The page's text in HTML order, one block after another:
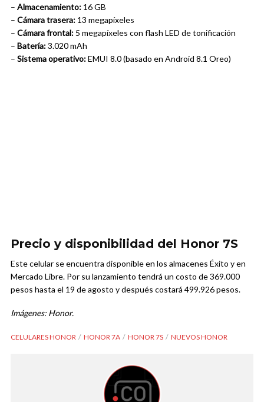
– Almacenamiento: 16 GB
– Cámara trasera: 13 megapíxeles
– Cámara frontal: 5 megapíxeles con flash LED de tonificación
– Batería:3.020 mAh
– Sistema operativo:EMUI 8.0 (basado en Android 8.1 Oreo)
Precio y disponibilidad del Honor 7S
Este celular se encuentra disponible en los almacenes Éxito y en
Mercado Libre. Por su lanzamiento tendrá un costo de 369.000
pesos hasta el 19 de agosto y después costará 499.926 pesos.
Imágenes: Honor.
CELULARES HONOR HONOR 7A HONOR 7S NUEVOS HONOR